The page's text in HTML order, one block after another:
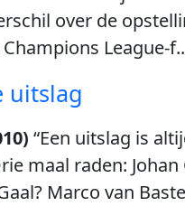
over de
League-
uitslag
“Een uitslag is
maal raden: Johan
Marco van